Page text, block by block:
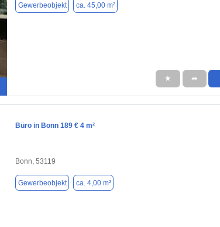
Gewerbeobjekt ca. 45,00 m²
★ ➦
Büro in Bonn 189 € 4 m²
Bonn, 53119
Gewerbeobjekt ca. 4,00 m²